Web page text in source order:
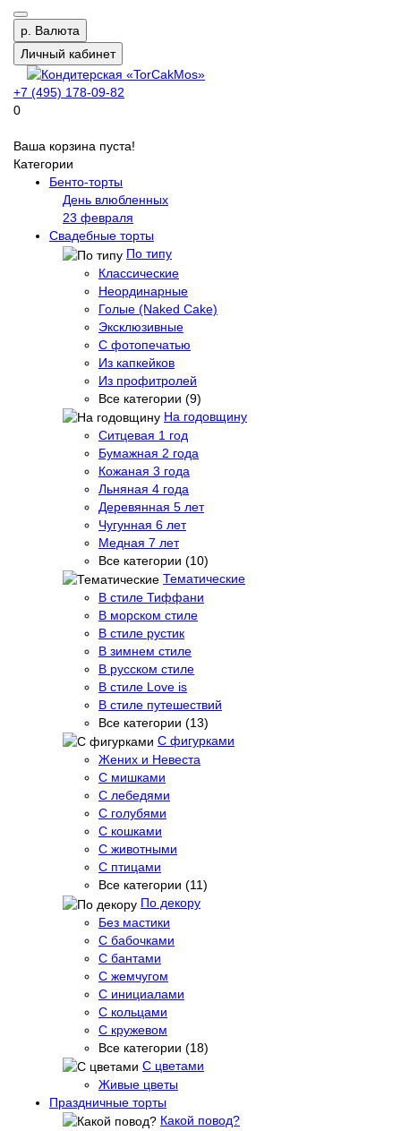
р. Валюта
Личный кабинет
+7 (495) 178-09-82
0
Ваша корзина пуста!
Категории
Бенто-торты
День влюбленных
23 февраля
Свадебные торты
По типу
Классические
Неординарные
Голые (Naked Cake)
Эксклюзивные
С фотопечатью
Из капкейков
Из профитролей
Все категории (9)
На годовщину
Ситцевая 1 год
Бумажная 2 года
Кожаная 3 года
Льняная 4 года
Деревянная 5 лет
Чугунная 6 лет
Медная 7 лет
Все категории (10)
Тематические
В стиле Тиффани
В морском стиле
В стиле рустик
В зимнем стиле
В русском стиле
В стиле Love is
В стиле путешествий
Все категории (13)
С фигурками
Жених и Невеста
С мишками
С лебедями
С голубями
С кошками
С животными
С птицами
Все категории (11)
По декору
Без мастики
С бабочками
С бантами
С жемчугом
С инициалами
С кольцами
С кружевом
Все категории (18)
С цветами
Живые цветы
Праздничные торты
Какой повод?